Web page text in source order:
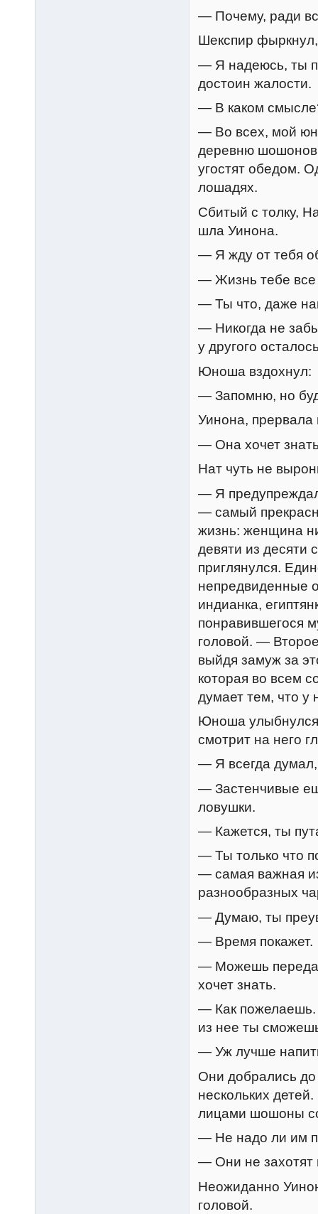
— Почему, ради
Шекспир
— Я надеюсь, ты
достоин жалости.
— В каком
— Во всех, мой
деревню
угостят обедом.
лошадях.
Сбитый с толку,
шла Уинона.
— Я жду от тебя
— Жизнь тебе все
— Ты что, даже
— Никогда не
у другого
Юноша вздохнул:
— Запомню, но
Уинона, прервала
— Она хочет
Нат чуть не
— Я
— самый
жизнь: женщина
девяти из десяти
приглянулся.
непредвиденные
индианка,
понравившегося
головой. —
выйдя замуж за
которая во всем
думает тем, что у
Юноша улыбнулся
смотрит на него
— Я всегда
— Застенчивые
ловушки.
— Кажется, ты
— Ты только что
— самая важная
разнообразных
— Думаю, ты
— Время покажет.
— Можешь
хочет знать.
— Как пожелаешь.
из нее ты
— Уж лучше
Они добрались
нескольких
лицами шошоны
— Не надо ли им
— Они не захотят
Неожиданно
головой.